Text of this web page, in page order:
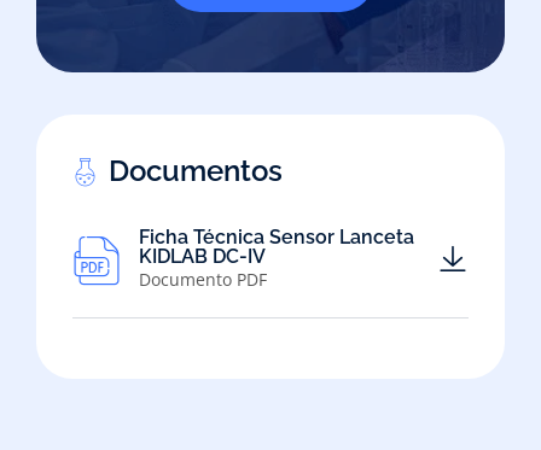
Documentos
Ficha Técnica Sensor Lanceta
KIDLAB DC-IV
Documento PDF